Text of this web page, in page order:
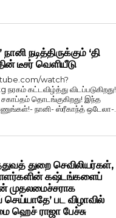
நானி நடித்திருக்கும் ‘தி
டீசர் வெளியீடு
watch?
கட்டவிழ்த்து விடப்படுகிறது!
சகாப்தம் தொடங்குகிறது! இந்த
நானி- ஸ்ரீகாந்த் ஒடேலா-...
துறை செவிலியர்கள்,
கஷ்டங்களைப்
முதலமைச்சராக
செய்யாதே’ பட விழாவில்
ஹெச் ராஜா பேச்சு